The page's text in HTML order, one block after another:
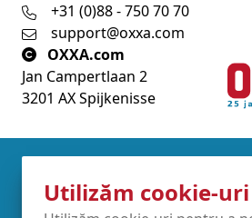
Utilizăm cookie-uri
+31 (0)88 - 750 70 70
support@oxxa.com
OXXA.com
Jan Campertlaan 2
3201 AX Spijkenisse